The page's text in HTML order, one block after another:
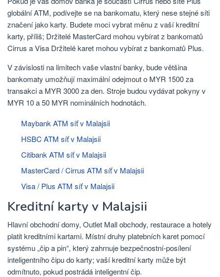
globální ATM, podívejte se na bankomatu, který nese stejné síti
značení jako karty. Budete moci vybrat měnu z vaší kreditní
karty, příliš; Držitelé MasterCard mohou vybírat z bankomatů
Cirrus a Visa Držitelé karet mohou vybírat z bankomatů Plus.
V závislosti na limitech vaše vlastní banky, bude většina
bankomaty umožňují maximální odejmout o MYR 1500 za
transakci a MYR 3000 za den. Stroje budou vydávat pokyny v
MYR 10 a 50 MYR nominálních hodnotách.
Maybank ATM síť v Malajsii
HSBC ATM síť v Malajsii
Citibank ATM síť v Malajsii
MasterCard / Cirrus ATM síť v Malajsii
Visa / Plus ATM síť v Malajsii
Kreditní karty v Malajsii
Hlavní obchodní domy, Outlet Mall obchody, restaurace a hotely
platit kreditními kartami. Místní druhy platebních karet pomocí
systému „čip a pin“, který zahrnuje bezpečnostní-posílení
inteligentního čipu do karty; vaší kreditní karty může být
odmítnuto, pokud postrádá inteligentní čip.